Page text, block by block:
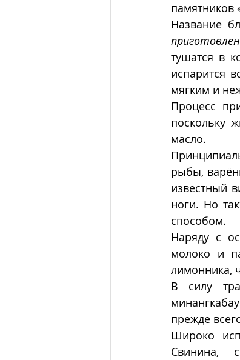
памятников
Название
тушатся в
испарится
мягким и
Процесс
поскольку
масло.
рыбы,
известный
ноги. Но
способом.
Наряду с
молоко и
лимонника,
В силу
прежде
Широко
Свинина,